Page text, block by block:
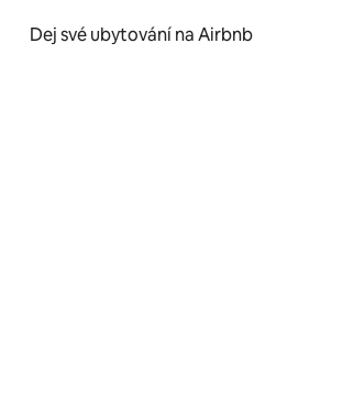
Dej své ubytování na Airbnb